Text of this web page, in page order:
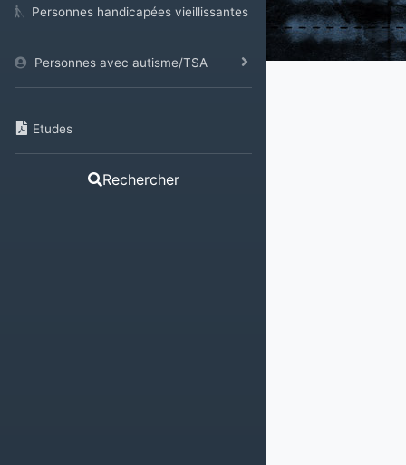
Personnes handicapées vieillissantes
Personnes avec autisme/TSA
Etudes
Rechercher